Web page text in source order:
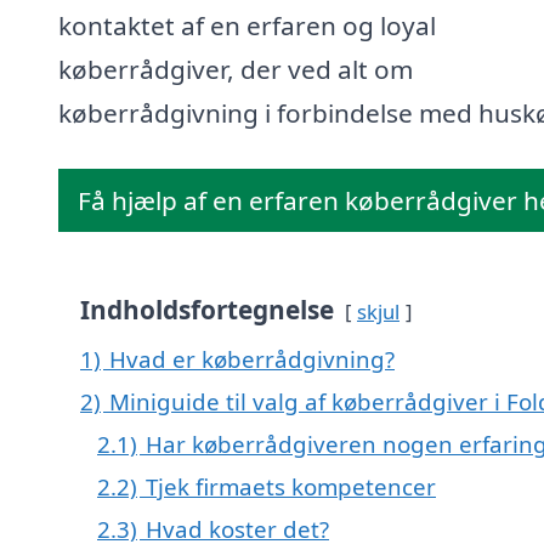
kontaktet af en erfaren og loyal
køberrådgiver, der ved alt om
køberrådgivning i forbindelse med
Få hjælp af en erfaren køberrådgiver
Indholdsfortegnelse skjul
1) Hvad er køberrådgivning?
2) Miniguide til valg af køberrådgiver i
2.1) Har køberrådgiveren nogen
2.2) Tjek firmaets kompetencer
2.3) Hvad koster det?